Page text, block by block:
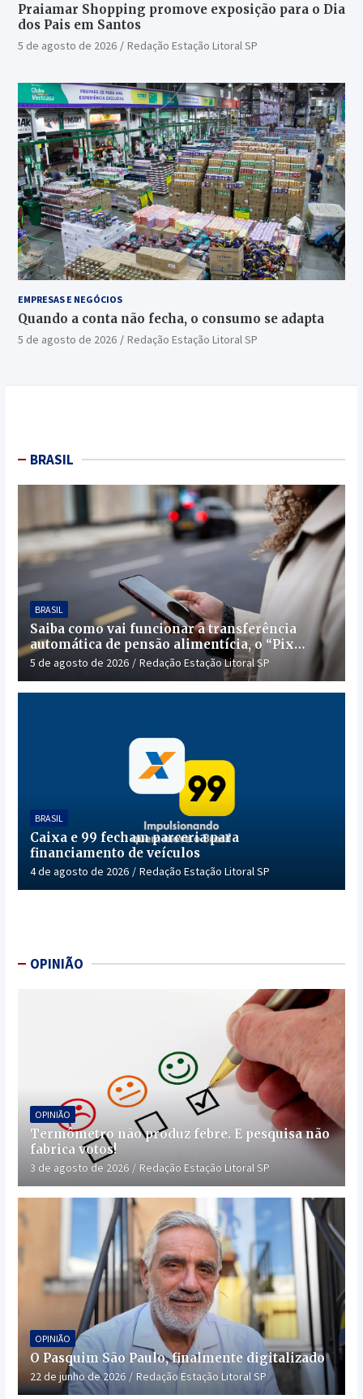
Praiamar Shopping promove exposição para o Dia
dos Pais em Santos
5 de agosto de 2026 Redação Estação Litoral SP
EMPRESAS E NEGÓCIOS
Quando a conta não fecha, o consumo se adapta
5 de agosto de 2026 Redação Estação Litoral SP
BRASIL
BRASIL
Saiba como vai funcionar a transferência
automática de pensão alimentícia, o “Pix
Pensão”
5 de agosto de 2026 Redação Estação Litoral SP
BRASIL
Caixa e 99 fecham parceria para
financiamento de veículos
4 de agosto de 2026 Redação Estação Litoral SP
OPINIÃO
OPINIÃO
Termômetro não produz febre. E pesquisa não
fabrica votos!
3 de agosto de 2026 Redação Estação Litoral SP
OPINIÃO
O Pasquim São Paulo, finalmente digitalizado
22 de junho de 2026 Redação Estação Litoral SP